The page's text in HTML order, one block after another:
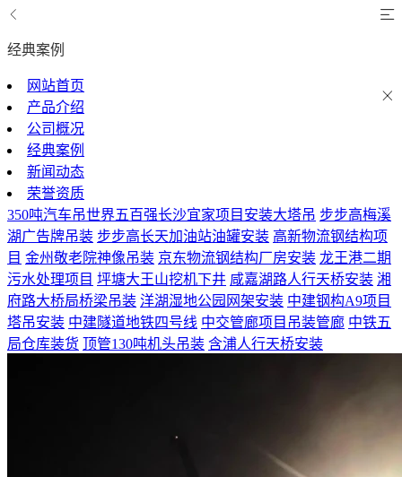
经典案例
网站首页
产品介绍
公司概况
经典案例
新闻动态
荣誉资质
350吨汽车吊世界五百强长沙宜家项目安装大塔吊 步步高梅溪
湖广告牌吊装 步步高长天加油站油罐安装 高新物流钢结构项
目 金州敬老院神像吊装 京东物流钢结构厂房安装 龙王港二期
污水处理项目 坪塘大王山挖机下井 咸嘉湖路人行天桥安装 湘
府路大桥局桥梁吊装 洋湖湿地公园网架安装 中建钢构A9项目
塔吊安装 中建隧道地铁四号线 中交管廊项目吊装管廊 中铁五
局仓库装货 顶管130吨机头吊装 含浦人行天桥安装